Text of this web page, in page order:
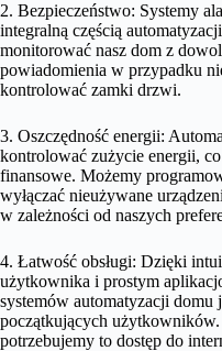
2. Bezpieczeństwo: Systemy
integralną częścią
monitorować nasz dom z
powiadomienia w przypadku
kontrolować zamki drzwi.
3. Oszczędność energii:
kontrolować zużycie energii, co
finansowe. Możemy
wyłączać nieużywane
w zależności od naszych
4. Łatwość obsługi: Dzięki
użytkownika i prostym
systemów automatyzacji domu
początkujących
potrzebujemy to dostęp do